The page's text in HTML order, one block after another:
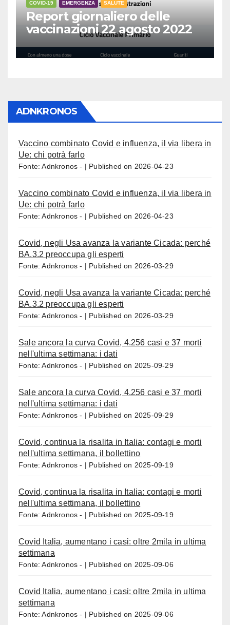
COVID-19 EMERGENZA SALUTE
Report giornaliero delle
vaccinazioni 22 agosto 2022
ADNKRONOS
Vaccino combinato Covid e influenza, il via libera in
Ue: chi potrà farlo
Fonte: Adnkronos - Published on 2026-04-23
Vaccino combinato Covid e influenza, il via libera in
Ue: chi potrà farlo
Fonte: Adnkronos - Published on 2026-04-23
Covid, negli Usa avanza la variante Cicada: perché
BA.3.2 preoccupa gli esperti
Fonte: Adnkronos - Published on 2026-03-29
Covid, negli Usa avanza la variante Cicada: perché
BA.3.2 preoccupa gli esperti
Fonte: Adnkronos - Published on 2026-03-29
Sale ancora la curva Covid, 4.256 casi e 37 morti
nell'ultima settimana: i dati
Fonte: Adnkronos - Published on 2025-09-29
Sale ancora la curva Covid, 4.256 casi e 37 morti
nell'ultima settimana: i dati
Fonte: Adnkronos - Published on 2025-09-29
Covid, continua la risalita in Italia: contagi e morti
nell'ultima settimana, il bollettino
Fonte: Adnkronos - Published on 2025-09-19
Covid, continua la risalita in Italia: contagi e morti
nell'ultima settimana, il bollettino
Fonte: Adnkronos - Published on 2025-09-19
Covid Italia, aumentano i casi: oltre 2mila in ultima
settimana
Fonte: Adnkronos - Published on 2025-09-06
Covid Italia, aumentano i casi: oltre 2mila in ultima
settimana
Fonte: Adnkronos - Published on 2025-09-06